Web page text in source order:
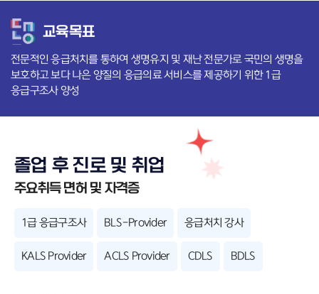
교육목표
전문적인 응급처치를 통하여 생명유지 및 재난 전문가로 국민의 생명을
보호하고 보다 나은 양질의 응급의료 서비스를 제공하기 위한 1급
응급구조사 양성
졸업 후 진로 및 취업
주요취득 면허 및 자격증
1급 응급구조사 BLS-Provider 응급처치 강사
KALS Provider ACLS Provider CDLS BDLS